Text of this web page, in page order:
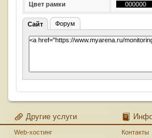
Цвет рамки
Сайт Форум
Другие услуги
Web-хостинг
Контакты